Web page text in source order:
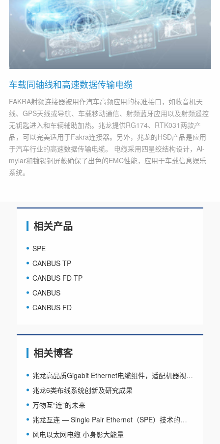
车载同轴线和高速数据传输电缆
FAKRA射频连接器被用作汽车高频应用的标准接口，如收音机天
线、GPS天线或导航、车载移动通信、射频蓝牙应用以及射频遥控
无钥匙进入和车辆辅助加热。兆龙提供RG174、RTK031两款产
品，可以完美适用于Fakra连接器。另外，兆龙的HSD产品是应用
于汽车行业的高速数据传输电缆。 电缆采用四星绞结构设计，Al-
mylar和镀锡铜屏蔽确保了出色的EMC性能，应用于车载信息娱乐
系统。
相关产品
SPE
CANBUS TP
CANBUS FD-TP
CANBUS
CANBUS FD
相关博客
兆龙高品质Gigabit Ethernet电缆组件，适配机器视觉系统，助力工业自动化
兆龙6类布线系统创新及研究成果
万物互“连”的未来
兆龙互连 — Single Pair Ethernet（SPE）技术的推动者
风电以太网电缆 小身影大能量